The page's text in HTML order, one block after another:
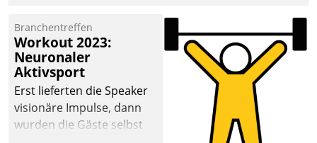
Branchentreffen
Workout 2023:
Neuronaler
Aktivsport
Erst lieferten die Speaker
visionäre Impulse, dann
wurden die Gäste selbst